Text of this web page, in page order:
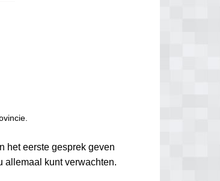
het eerste gesprek geven
allemaal kunt verwachten.